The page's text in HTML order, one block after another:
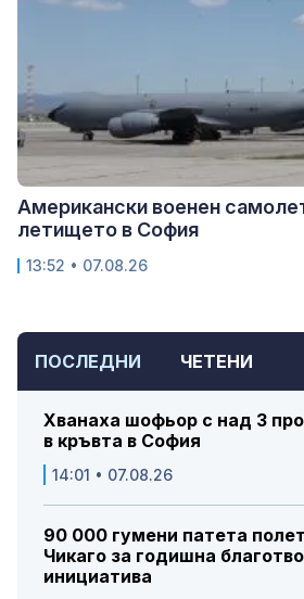
ПОСЛЕДНИ ЧЕТЕНИ
Хванаха шофьор с над 3
в кръвта в София
14:01 • 07.08.26
90 000 гумени патета
Чикаго за годишна
инициатива
Американски военен
летището в София
13:52 • 07.08.26